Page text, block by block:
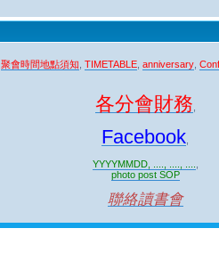
聚會時間地點須知 TIMETABLE anniversary
各分會財務
Facebook
YYYYMMDD, ...., ...., ....
photo post SOP
聯絡讀書會